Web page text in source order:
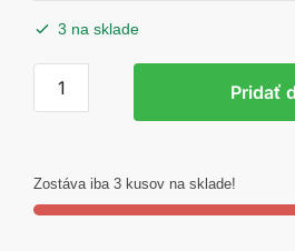
3 na sklade
100ks
drnosť
Pridať
Zostáva iba 3 kusov na sklade!